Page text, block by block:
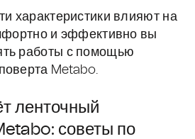
характеристики влияют на
и эффективно вы
работы с помощью
Metabo.
ленточный
советы по